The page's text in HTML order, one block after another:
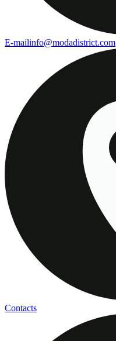
E-mailinfo@modadistrict.com
Contacts